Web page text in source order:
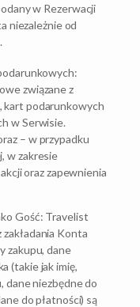
w Rezerwacji
niezależnie od
związane z
kart podarunkowych
w Serwisie.
– w przypadku
w zakresie
oraz zapewnienia
Gość: Travelist
Konta
zakupu, dane
(takie jak imię,
dane niezbędne do
do płatności) są